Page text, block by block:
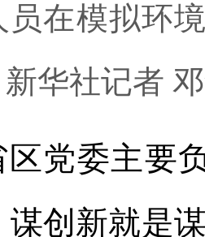
员在模拟环
华社记者
区党委主要
谋创新就是